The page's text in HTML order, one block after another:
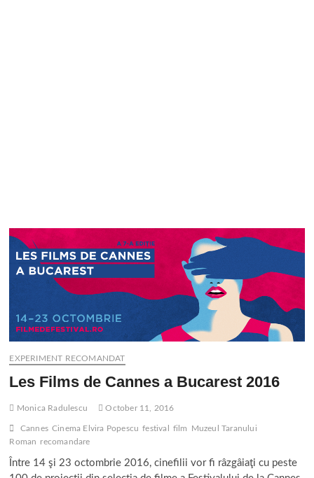
EXPERIMENT RECOMANDAT
Les Films de Cannes a Bucarest 2016
Monica Radulescu October 11, 2016
Cannes Cinema Elvira Popescu festival film
Muzeul Taranului
Roman recomandare
Între 14 şi 23 octombrie 2016, cinefilii vor fi râzgâiaţi cu peste